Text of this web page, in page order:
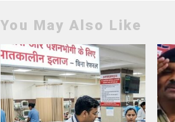
You May Also Like